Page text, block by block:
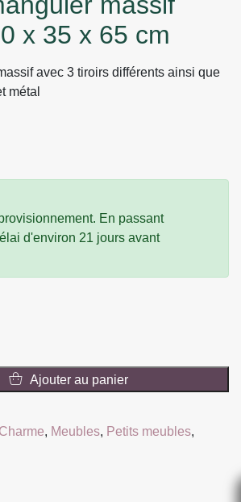
x 35 x 65 cm
avec 3 tiroirs différents ainsi que
métal
En passant
d'environ 21 jours avant
Ajouter au panier
Charme, Meubles, Petits meubles,